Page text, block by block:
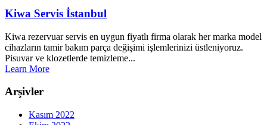
Kiwa Servis İstanbul
Kiwa rezervuar servis en uygun fiyatlı firma olarak her marka model
cihazların tamir bakım parça değişimi işlemlerinizi üstleniyoruz.
Pisuvar ve klozetlerde temizleme...
Learn More
Arşivler
Kasım 2022